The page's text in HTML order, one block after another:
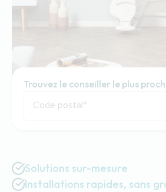
Trouvez le conseiller le plus
Code postal*
Solutions sur-mesure
Installations rapides, sans